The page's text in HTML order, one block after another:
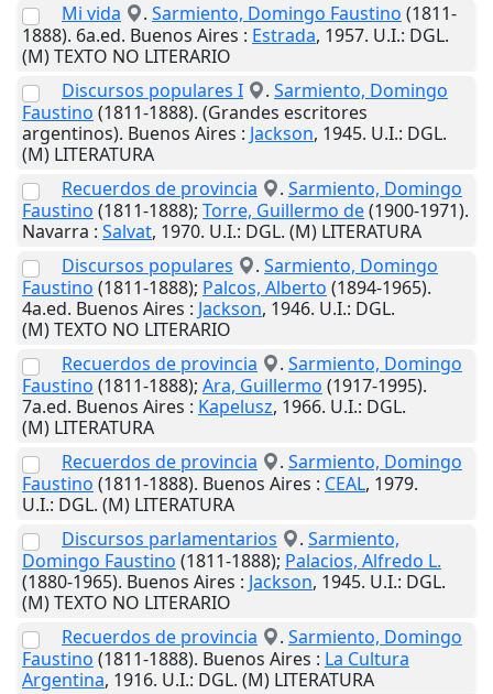
Mi vida
. Sarmiento, Domingo Faustino (1811-
1888). 6a.ed. Buenos Aires : Estrada, 1957. U.I.: DGL.
(M) TEXTO NO LITERARIO
Discursos populares I
. Sarmiento, Domingo
Faustino (1811-1888). (Grandes escritores
argentinos). Buenos Aires : Jackson, 1945. U.I.: DGL.
(M) LITERATURA
Recuerdos de provincia
. Sarmiento, Domingo
Faustino (1811-1888); Torre, Guillermo de(1900-1971).
Navarra : Salvat, 1970. U.I.: DGL. (M) LITERATURA
Discursos populares
. Sarmiento, Domingo
Faustino (1811-1888); Palcos, Alberto (1894-1965).
4a.ed. Buenos Aires : Jackson, 1946. U.I.: DGL.
(M) TEXTO NO LITERARIO
Recuerdos de provincia
. Sarmiento, Domingo
Faustino (1811-1888); Ara, Guillermo (1917-1995).
7a.ed. Buenos Aires : Kapelusz, 1966. U.I.: DGL.
(M) LITERATURA
Recuerdos de provincia
. Sarmiento, Domingo
Faustino (1811-1888). Buenos Aires : CEAL, 1979.
U.I.: DGL. (M) LITERATURA
Discursos parlamentarios
. Sarmiento,
Domingo Faustino (1811-1888); Palacios, Alfredo L.
(1880-1965). Buenos Aires : Jackson, 1945. U.I.: DGL.
(M) TEXTO NO LITERARIO
Recuerdos de provincia
. Sarmiento, Domingo
Faustino (1811-1888). Buenos Aires : La Cultura
Argentina, 1916. U.I.: DGL. (M) LITERATURA